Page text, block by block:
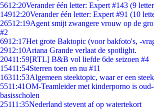
5612:20Verander één letter: Expert #143 (9
14912:20Verander één letter: Expert #91 (10
26512:19Agent smijt zwangere vrouw op de
#2
6912:17Het grote Baktopic (voor bakfoto's, -
2912:10Ariana Grande verlaat de spotlight.
20411:59[RTL] B&B vol liefde 6de seizoen #4
15411:54Sterren toen en nu #11
16311:53Algemeen steektopic, waar er een
5511:41OM-Teamleider met kinderporno is
basisscholen
25111:35Nederland stevent af op watertekort